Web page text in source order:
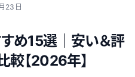
23日
め15選｜安い＆評
【2026年】